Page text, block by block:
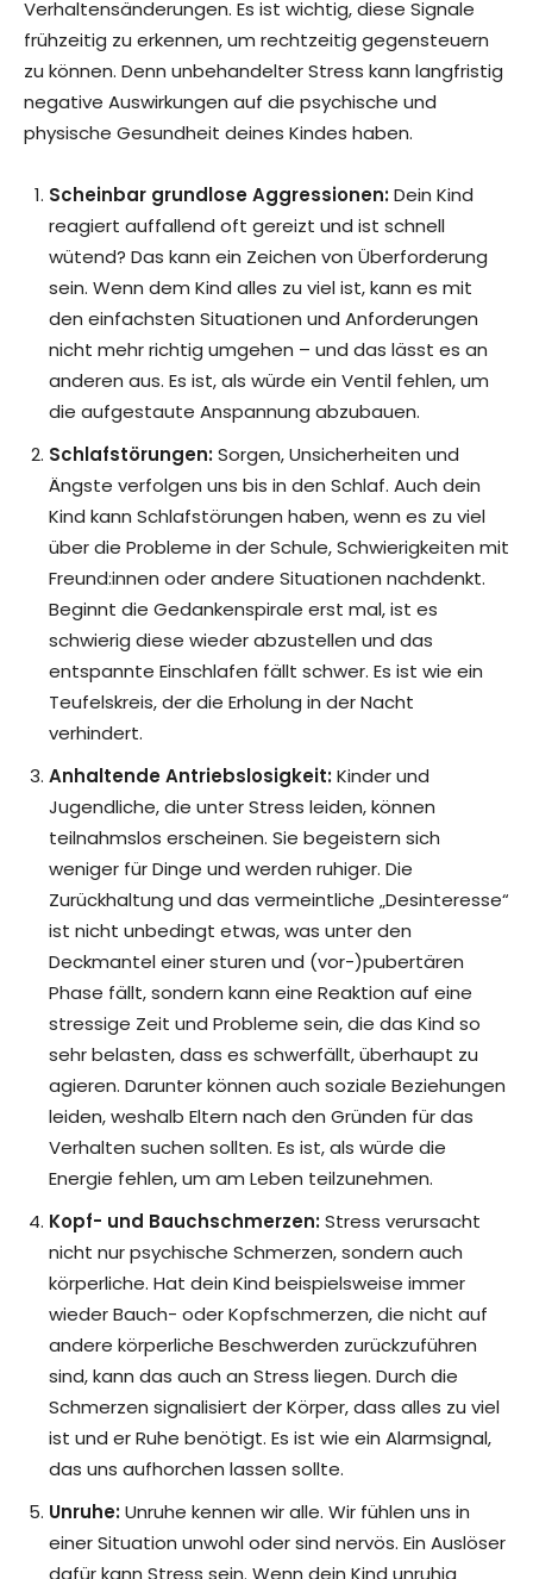
Verhaltensänderungen. Es ist wichtig, diese Signale
frühzeitig zu erkennen, um rechtzeitig gegensteuern
zu können. Denn unbehandelter Stress kann langfristig
negative Auswirkungen auf die psychische und
physische Gesundheit deines Kindes haben.
Scheinbar grundlose Aggressionen:Dein Kind
reagiert auffallend oft gereizt und ist schnell
wütend? Das kann ein Zeichen von Überforderung
sein. Wenn dem Kind alles zu viel ist, kann es mit
den einfachsten Situationen und Anforderungen
nicht mehr richtig umgehen – und das lässt es an
anderen aus. Es ist, als würde ein Ventil fehlen, um
die aufgestaute Anspannung abzubauen.
Schlafstörungen:Sorgen, Unsicherheiten und
Ängste verfolgen uns bis in den Schlaf. Auch dein
Kind kann Schlafstörungen haben, wenn es zu viel
über die Probleme in der Schule, Schwierigkeiten mit
Freund:innen oder andere Situationen nachdenkt.
Beginnt die Gedankenspirale erst mal, ist es
schwierig diese wieder abzustellen und das
entspannte Einschlafen fällt schwer. Es ist wie ein
Teufelskreis, der die Erholung in der Nacht
verhindert.
Anhaltende Antriebslosigkeit:Kinder und
Jugendliche, die unter Stress leiden, können
teilnahmslos erscheinen. Sie begeistern sich
weniger für Dinge und werden ruhiger. Die
Zurückhaltung und das vermeintliche „Desinteresse“
ist nicht unbedingt etwas, was unter den
Deckmantel einer sturen und (vor-)pubertären
Phase fällt, sondern kann eine Reaktion auf eine
stressige Zeit und Probleme sein, die das Kind so
sehr belasten, dass es schwerfällt, überhaupt zu
agieren. Darunter können auch soziale Beziehungen
leiden, weshalb Eltern nach den Gründen für das
Verhalten suchen sollten. Es ist, als würde die
Energie fehlen, um am Leben teilzunehmen.
Kopf- und Bauchschmerzen:Stress verursacht
nicht nur psychische Schmerzen, sondern auch
körperliche. Hat dein Kind beispielsweise immer
wieder Bauch- oder Kopfschmerzen, die nicht auf
andere körperliche Beschwerden zurückzuführen
sind, kann das auch an Stress liegen. Durch die
Schmerzen signalisiert der Körper, dass alles zu viel
ist und er Ruhe benötigt. Es ist wie ein Alarmsignal,
das uns aufhorchen lassen sollte.
Unruhe:Unruhe kennen wir alle. Wir fühlen uns in
einer Situation unwohl oder sind nervös. Ein Auslöser
dafür kann Stress sein. Wenn dein Kind unruhig